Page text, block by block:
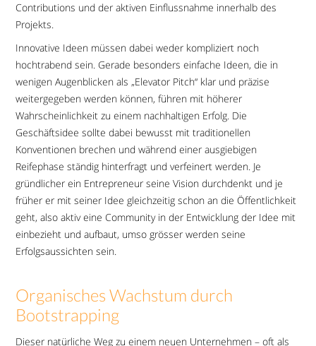
Contributions und der aktiven Einflussnahme innerhalb des
Projekts.
Innovative Ideen müssen dabei weder kompliziert noch
hochtrabend sein. Gerade besonders einfache Ideen, die in
wenigen Augenblicken als „Elevator Pitch“ klar und präzise
weitergegeben werden können, führen mit höherer
Wahrscheinlichkeit zu einem nachhaltigen Erfolg. Die
Geschäftsidee sollte dabei bewusst mit traditionellen
Konventionen brechen und während einer ausgiebigen
Reifephase ständig hinterfragt und verfeinert werden. Je
gründlicher ein Entrepreneur seine Vision durchdenkt und je
früher er mit seiner Idee gleichzeitig schon an die Öffentlichkeit
geht, also aktiv eine Community in der Entwicklung der Idee mit
einbezieht und aufbaut, umso grösser werden seine
Erfolgsaussichten sein.
Organisches Wachstum durch
Bootstrapping
Dieser natürliche Weg zu einem neuen Unternehmen – oft als